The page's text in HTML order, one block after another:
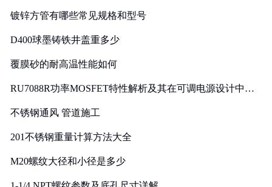
镀锌方管有哪些常见规格和型号
D400球墨铸铁井盖重多少
覆膜砂的耐高温性能如何
RU7088R功率MOSFET特性解析及其在可调电源设计中的
不锈钢通风 管道施工
201不锈钢重量计算方法大全
M20螺纹大径和小径是多少